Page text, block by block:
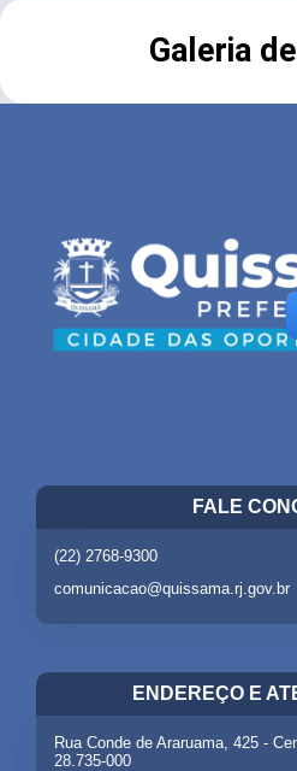
Galeria
FALE
(22) 2768-9300
comunicacao@quissama.rj.gov.br
ENDEREÇO E
Rua Conde de Araruama, 425 -
28.735-000